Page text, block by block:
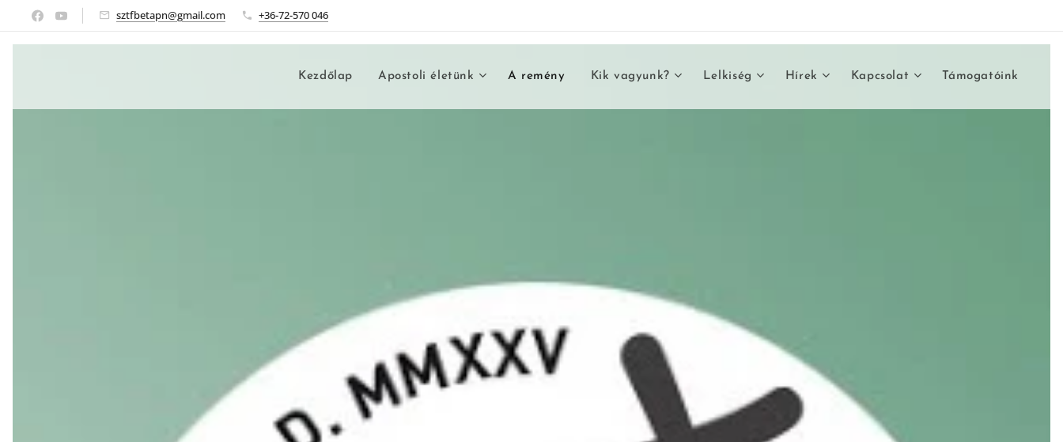
sztfbetapn@gmail.com +36-72-570 046
Kezdőlap Apostoli életünk A remény Kik vagyunk? Lelkiség Hírek Kapcsolat Támogatóink